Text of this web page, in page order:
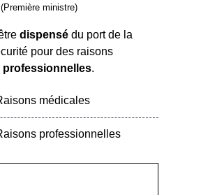
ministre)
dispensé du port de la
pour des raisons
professionnelles.
médicales
professionnelles